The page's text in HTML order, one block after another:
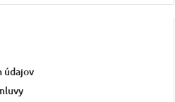
údajov